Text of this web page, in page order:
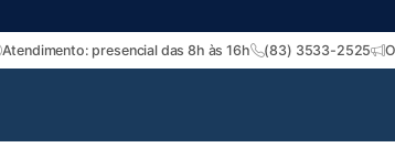
Atendimento: presencial das 8h às 16h (83) 3533-2525